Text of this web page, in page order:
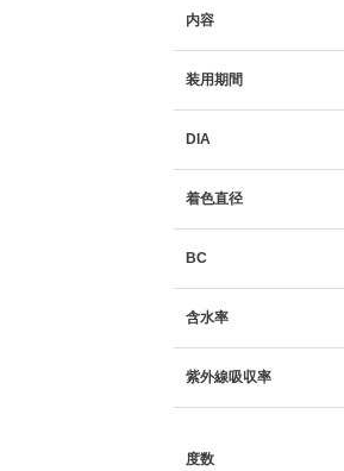
内容
装用期間
DIA
着色直径
BC
含水率
紫外線吸収率
度数